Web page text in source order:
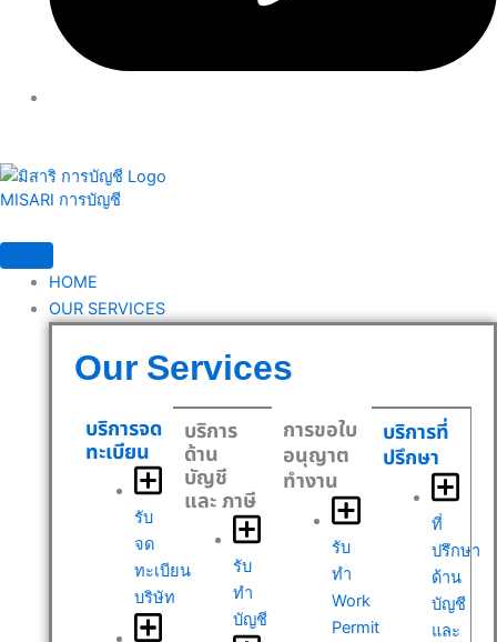
MISARI การบัญชี
HOME
OUR SERVICES
Our Services
บริการจด
ทะเบียน
รับ
จด
ทะเบียน
บริษัท
บริการ
ด้าน
บัญชี
และ ภาษี
รับ
ทำ
บัญชี
การขอใบ
อนุญาต
ทำงาน
รับ
ทำ
Work
Permit
บริการที่
ปรึกษา
ที่
ปรึกษา
ด้าน
บัญชี
และ